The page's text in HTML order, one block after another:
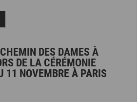
DES DAMES À
DE LA CÉRÉMONIE
11 NOVEMBRE À PARIS